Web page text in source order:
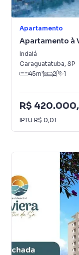
Apartamento
Apartamento à
Indaiá
Caraguatatuba, SP
45m² 2 1
R$
IPTU R$ 0,01